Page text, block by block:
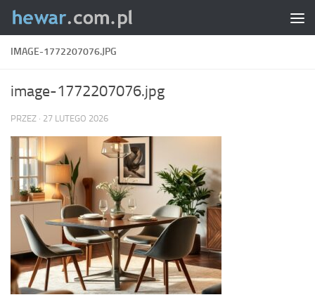
Skip to content
IMAGE-1772207076.JPG
image-1772207076.jpg
PRZEZ · 27 LUTEGO 2026